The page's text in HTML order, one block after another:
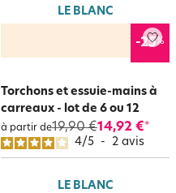
LE BLANC
-25%
Torchons et essuie-mains à
carreaux - lot de 6 ou 12
à partir de19,90 €14,92 €*
4/5 - 2 avis
LE BLANC